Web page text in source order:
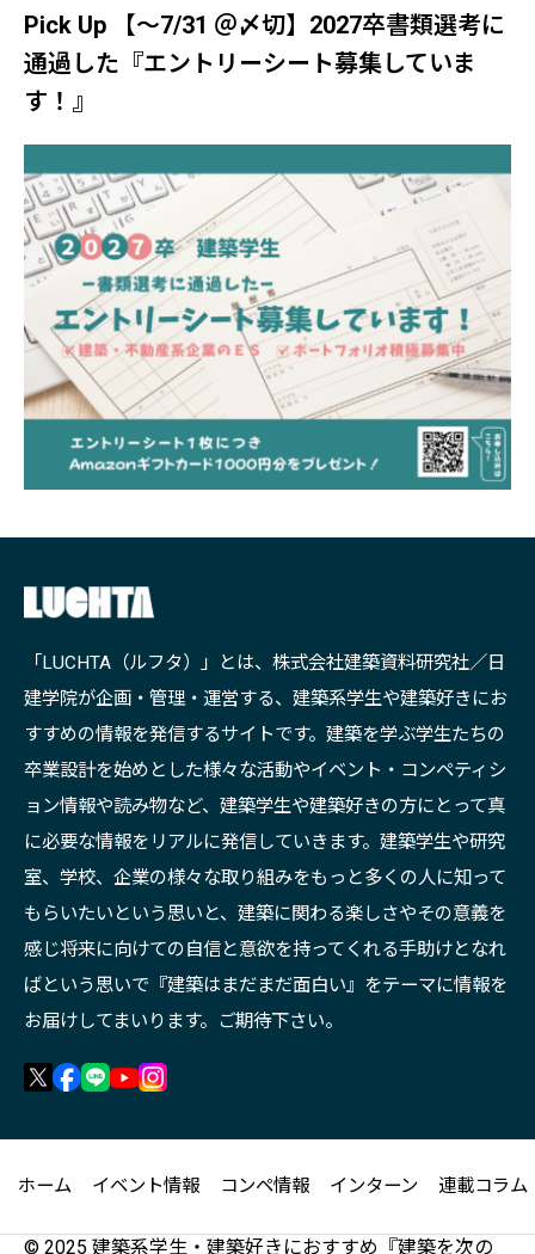
Pick Up 【～7/31 ＠〆切】2027卒書類選考に
通過した『エントリーシート募集していま
す！』
「LUCHTA（ルフタ）」とは、株式会社建築資料研究社／日
建学院が企画・管理・運営する、建築系学生や建築好きにお
すすめの情報を発信するサイトです。建築を学ぶ学生たちの
卒業設計を始めとした様々な活動やイベント・コンペティシ
ョン情報や読み物など、建築学生や建築好きの方にとって真
に必要な情報をリアルに発信していきます。建築学生や研究
室、学校、企業の様々な取り組みをもっと多くの人に知って
もらいたいという思いと、建築に関わる楽しさやその意義を
感じ将来に向けての自信と意欲を持ってくれる手助けとなれ
ばという思いで『建築はまだまだ面白い』をテーマに情報を
お届けしてまいります。ご期待下さい。
ホーム イベント情報 コンペ情報 インターン 連載コラム
© 2025 建築系学生・建築好きにおすすめ『建築を次の